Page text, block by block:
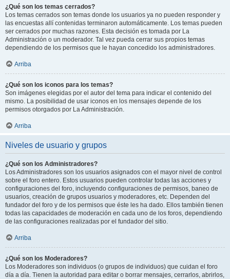
¿Qué son los temas cerrados?
Los temas cerrados son temas donde los usuarios ya no pueden responder y
las encuestas allí contenidas terminaron automáticamente. Los temas pueden
ser cerrados por muchas razones. Esta decisión es tomada por La
Administración o un moderador. Tal vez pueda cerrar sus propios temas
dependiendo de los permisos que le hayan concedido los administradores.
Arriba
¿Qué son los iconos para los temas?
Son imágenes elegidas por el autor del tema para indicar el contenido del
mismo. La posibilidad de usar iconos en los mensajes depende de los
permisos otorgados por La Administración.
Arriba
Niveles de usuario y grupos
¿Qué son los Administradores?
Los Administradores son los usuarios asignados con el mayor nivel de control
sobre el foro entero. Estos usuarios pueden controlar todas las acciones y
configuraciones del foro, incluyendo configuraciones de permisos, baneo de
usuarios, creación de grupos usuarios y moderadores, etc. Dependen del
fundador del foro y de los permisos que éste les ha dado. Ellos también tienen
todas las capacidades de moderación en cada uno de los foros, dependiendo
de las configuraciones realizadas por el fundador del sitio.
Arriba
¿Qué son los Moderadores?
Los Moderadores son individuos (o grupos de individuos) que cuidan el foro
día a día. Tienen la autoridad para editar o borrar mensajes, cerrarlos, abrirlos,